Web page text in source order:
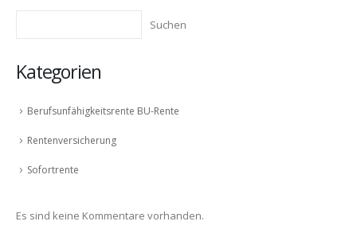
Suchen
Kategorien
Berufsunfähigkeitsrente BU-Rente
Rentenversicherung
Sofortrente
Es sind keine Kommentare vorhanden.